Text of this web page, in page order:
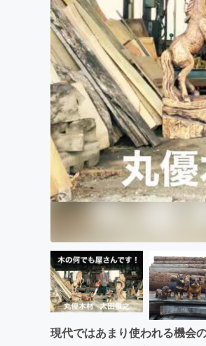
ビジネス・起業
まちづくり・
現代ではあまり使われる機会